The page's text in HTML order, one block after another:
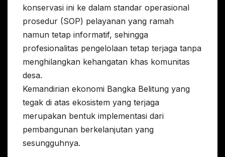
konservasi ini ke dalam standar operasional
prosedur (SOP) pelayanan yang ramah
namun tetap informatif, sehingga
profesionalitas pengelolaan tetap terjaga tanpa
menghilangkan kehangatan khas komunitas
desa.
Kemandirian ekonomi Bangka Belitung yang
tegak di atas ekosistem yang terjaga
merupakan bentuk implementasi dari
pembangunan berkelanjutan yang
sesungguhnya.